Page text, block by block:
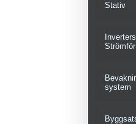
Stativ
system